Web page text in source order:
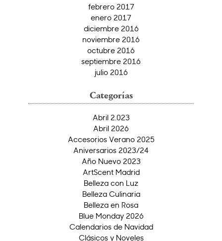
febrero 2017
enero 2017
diciembre 2016
noviembre 2016
octubre 2016
septiembre 2016
julio 2016
Categorías
Abril 2.023
Abril 2026
Accesorios Verano 2025
Aniversarios 2023/24
Año Nuevo 2023
ArtScent Madrid
Belleza con Luz
Belleza Culinaria
Belleza en Rosa
Blue Monday 2026
Calendarios de Navidad
Clásicos y Noveles